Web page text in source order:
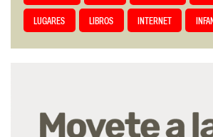
LUGARES LIBROS INTERNET